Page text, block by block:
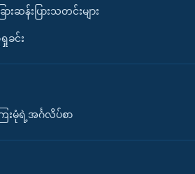
ားဆန်းပြားသတင်းများ
ခင်း
ေးမုံရဲ့အင်္ဂလိပ်စာ